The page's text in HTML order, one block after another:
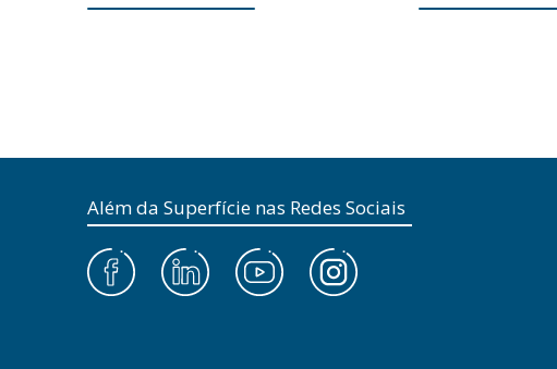
Além da Superfície nas Redes Sociais